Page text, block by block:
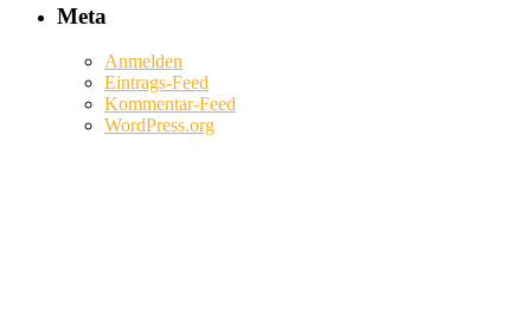
Meta
Anmelden
Eintrags-Feed
Kommentar-Feed
WordPress.org